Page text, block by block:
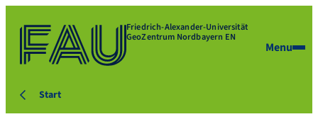
Friedrich-Alexander-Universität
GeoZentrum Nordbayern EN
Menu
Start